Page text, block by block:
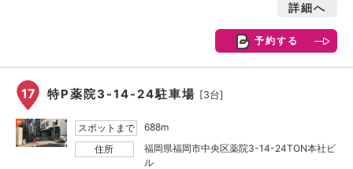
詳細へ
予約する
17 特P薬院3-14-24駐車場 [3台]
スポットまで
688m
住所
福岡県福岡市中央区薬院3-14-24TON本社ビ
ル